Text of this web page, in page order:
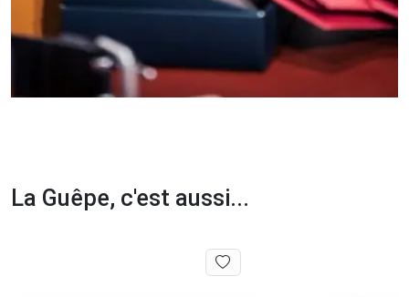
La Guêpe, c'est aussi...